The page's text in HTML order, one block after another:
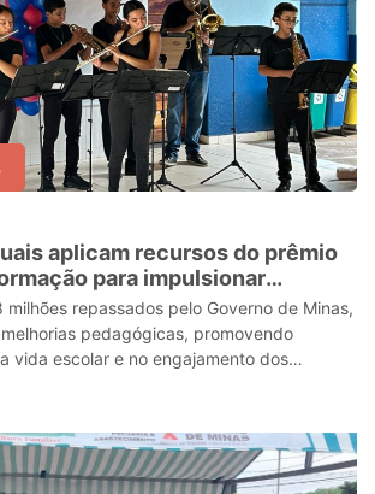
aplicam recursos do prêmio
para impulsionar
oportunidades para
milhões repassados pelo Governo de Minas,
pedagógicas, promovendo
vida escolar e no engajamento dos